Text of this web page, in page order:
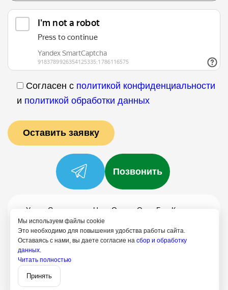
Согласен с политикой конфиденциальности
и политикой обработки данных
Мы используем файлы cookie
Это необходимо для повышения удобства работы сайта.
Оставаясь с нами, вы даете согласие на сбор и обработку
данных.
Читать полностью
Принять
Позвонить
Услуги Специалисты Цены Отзывы О нас Блог Контакты
Политика конфиденциальности
Согласие на обработку
+7 (958) 795-61-54
Путилково